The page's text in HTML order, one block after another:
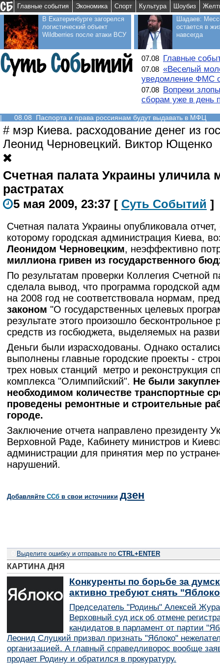
Главные события Экономика Спорт Культура Шоубиз
В Екатеринбурге загорелся
логистический объект
Wildberries после атаки ВСУ
Шадаев:
остается в
навсегда
07.08 Главные
07.08 «Веселый
уведомление ФМС
07.08 Вопреки
сборам уже в день
| 08.08 Паспорта и права россиянам будут выдавать в МФЦ
# мэр Киева. расходование денег из
Леонид Черновецкий. Виктор Ющенко
Счетная палата Украины уличила
растратах
5 мая 2009, 23:37 [ Суть Событий ]
Счетная палата Украины опубликовала отчет,
которому городская администрация Киева,
Леонидом Черновецким, неэффективно
миллиона гривен из государственного
По результатам проверки Коллегия Счетной
сделала вывод, что программа городской
на 2008 год не соответствовала нормам,
законом "О государственных целевых
результате этого произошло бесконтрольное
средств из госбюджета, выделяемых на
Деньги были израсходованы. Однако
выполнены главные городские проекты -
трех новых станций метро и реконструкция
комплекса "Олимпийский". Не были
необходимом количестве транспортные
проведены ремонтные и строительные
городе.
Заключение отчета направлено президенту
Верховной Раде, Кабинету министров и
администрации для принятия мер по
нарушений.
Добавляйте CСб в свои источники дзен
Выделите ошибку и отправьте по CTRL+ENTER
КАРТИНА ДНЯ
Конкуренты по борьбе за
активно требуют снять
Председатель "Родины" Алексей
Верховный суд иск об отмене
кандидатов в парламент от партии
Леонид Слуцкий призвал признать "Яблоко"
организацией. А главный справедливорос вообще
продает Родину и обратился в прокуратуру.